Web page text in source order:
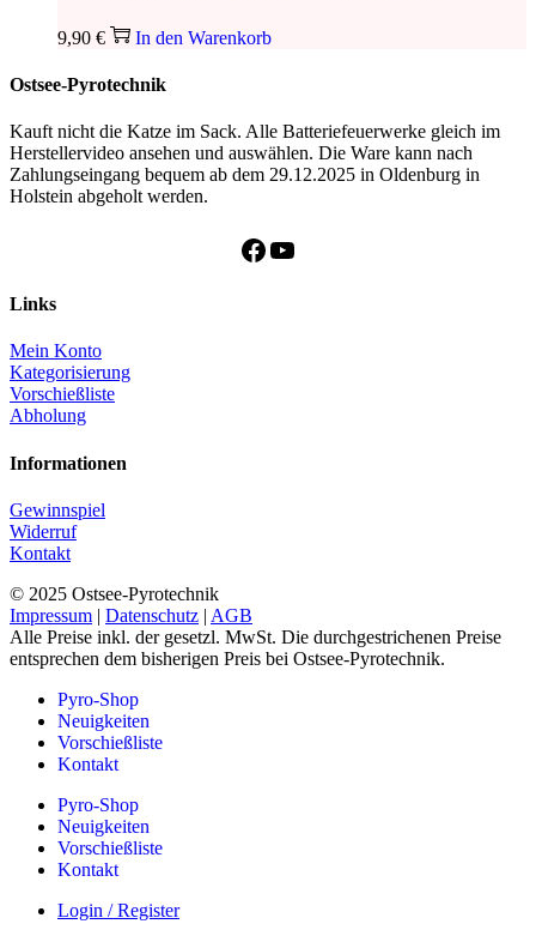
9,90 € In den Warenkorb
Ostsee-Pyrotechnik
Kauft nicht die Katze im Sack. Alle Batteriefeuerwerke gleich im
Herstellervideo ansehen und auswählen. Die Ware kann nach
Zahlungseingang bequem ab dem 29.12.2025 in Oldenburg in
Holstein abgeholt werden.
Facebook
YouTube
Links
Mein Konto
Kategorisierung
Vorschießliste
Abholung
Informationen
Gewinnspiel
Widerruf
Kontakt
© 2025 Ostsee-Pyrotechnik
Impressum | Datenschutz | AGB
Alle Preise inkl. der gesetzl. MwSt. Die durchgestrichenen Preise
entsprechen dem bisherigen Preis bei Ostsee-Pyrotechnik.
Pyro-Shop
Neuigkeiten
Vorschießliste
Kontakt
Pyro-Shop
Neuigkeiten
Vorschießliste
Kontakt
Login / Register